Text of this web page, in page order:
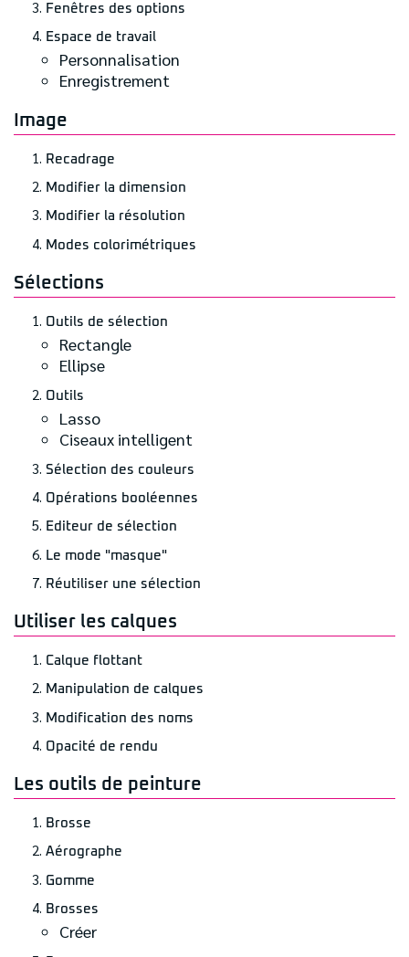
Fenêtres des options
Espace de travail
Personnalisation
Enregistrement
Image
Recadrage
Modifier la dimension
Modifier la résolution
Modes colorimétriques
Sélections
Outils de sélection
Rectangle
Ellipse
Outils
Lasso
Ciseaux intelligent
Sélection des couleurs
Opérations booléennes
Editeur de sélection
Le mode "masque"
Réutiliser une sélection
Utiliser les calques
Calque flottant
Manipulation de calques
Modification des noms
Opacité de rendu
Les outils de peinture
Brosse
Aérographe
Gomme
Brosses
Créer